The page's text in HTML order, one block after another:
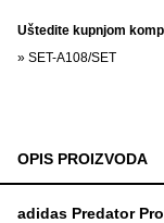
Uštedite kupnjom
» SET-A108/SET
OPIS PROIZVODA
adidas Predator